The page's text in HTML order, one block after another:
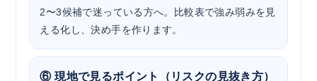
2〜3候補で迷っている方へ。比較表で強み弱みを見
える化し、決め手を作ります。
⑥ 現地で見るポイント（リスクの見抜き方）